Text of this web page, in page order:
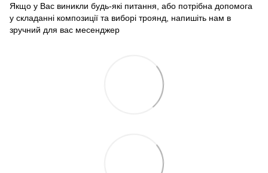
Якщо у Вас виникли будь-які питання, або потрібна допомога
у складанні композиції та виборі троянд, напишіть нам в
зручний для вас месенджер